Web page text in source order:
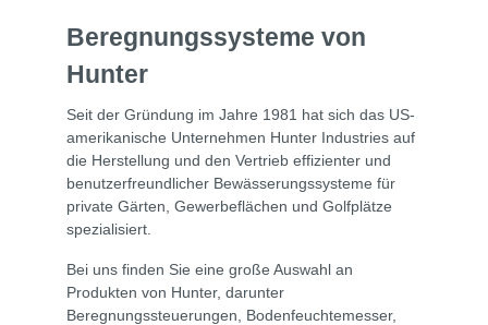
Beregnungssysteme von
Hunter
Seit der Gründung im Jahre 1981 hat sich das US-
amerikanische Unternehmen Hunter Industries auf
die Herstellung und den Vertrieb effizienter und
benutzerfreundlicher Bewässerungssysteme für
private Gärten, Gewerbeflächen und Golfplätze
spezialisiert.
Bei uns finden Sie eine große Auswahl an
Produkten von Hunter, darunter
Beregnungssteuerungen, Bodenfeuchtemesser,